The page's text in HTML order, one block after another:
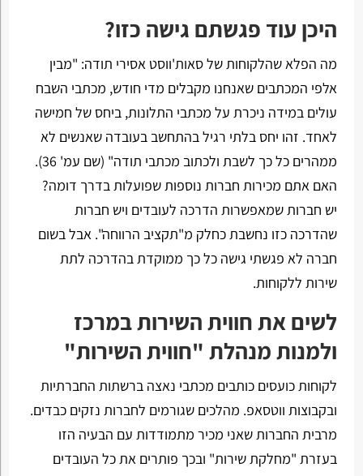
היכן עוד פגשתם גישה כזו?
מה הפלא שהלקוחות של סאות'ווסט אסירי תודה: "מבין
אלפי המכתבים שאנחנו מקבלים מדי חודש, מכתבי השבח
עולים במידה ניכרת על מכתבי התלונות, ביחס של חמישה
לאחד. זהו יחס בלתי רגיל בהתחשב בעובדה שאנשים לא
ממהרים כל כך לשבת ולכתוב מכתבי תודה" (שם עמ' 36).
האם אתם מכירות חברות נוספות שפועלות בדרך דומה?
יש חברות שמאפשרות הדרכה לעובדים ויש חברות
שהדרכה כזו נחשבת כחלק מ"תקציב הרווחה". אבל בשום
חברה לא פגשתי גישה כל כך ממוקדת בהדרכה לתת
שירות ללקוחות.
לשים את חווית השירות במרכז
ולמנות מנהלת "חווית השירות"
לקוחות כועסים כותבים מכתבי נאצה ברשתות החברתיות
ובקבוצות ווטסאפ. מהלכים שגורמים לחברות נזקים כבדים.
מרבית החברות שאני מכיר מתמודדות עם הבעיה הזו
בעזרת "מחלקת שירות" ובכך פותרים את כל העובדים